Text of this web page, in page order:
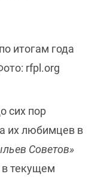
итогам года
rfpl.org
сих пор
их любимцев в
Советов»
в текущем